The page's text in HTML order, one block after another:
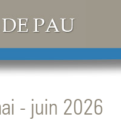
- juin 2026